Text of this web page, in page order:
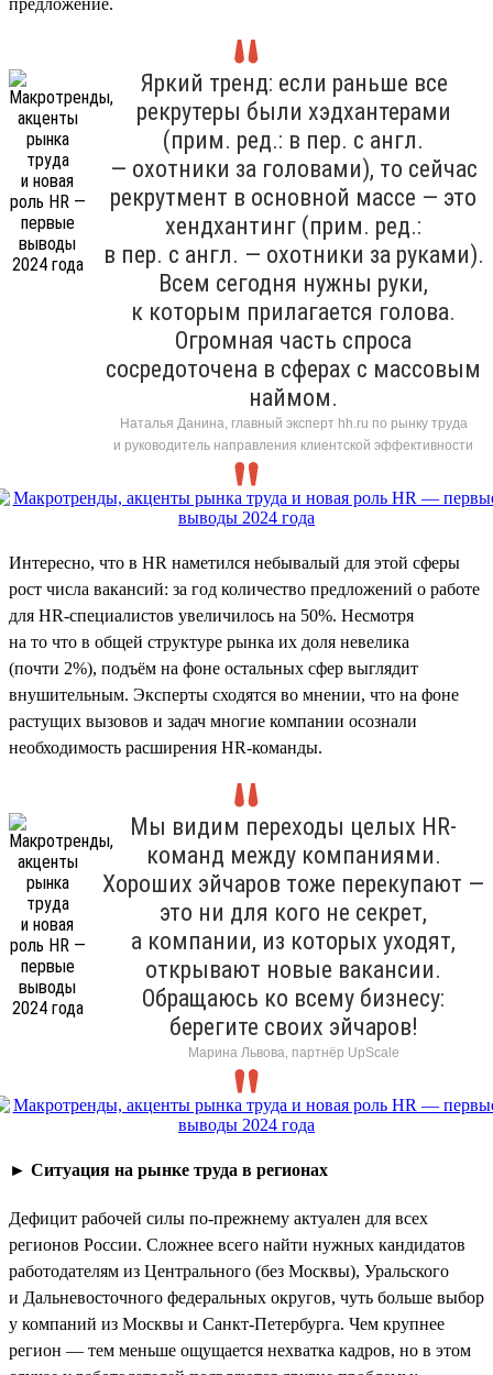
Яркий тренд: если раньше все
рекрутеры были хэдхантерами
(прим. ред.: в пер. с англ.
— охотники за головами), то сейчас
рекрутмент в основной массе — это
хендхантинг (прим. ред.:
в пер. с англ. — охотники за руками).
Всем сегодня нужны руки,
к которым прилагается голова.
Огромная часть спроса
сосредоточена в сферах с массовым
наймом.
Наталья Данина, главный эксперт hh.ru по рынку труда
и руководитель направления клиентской эффективности
Интересно, что в HR наметился небывалый для этой сферы
рост числа вакансий: за год количество предложений о работе
для HR-специалистов увеличилось на 50%. Несмотря
на то что в общей структуре рынка их доля невелика
(почти 2%), подъём на фоне остальных сфер выглядит
внушительным. Эксперты сходятся во мнении, что на фоне
растущих вызовов и задач многие компании осознали
необходимость расширения HR-команды.
Мы видим переходы целых HR-
команд между компаниями.
Хороших эйчаров тоже перекупают —
это ни для кого не секрет,
а компании, из которых уходят,
открывают новые вакансии.
Обращаюсь ко всему бизнесу:
берегите своих эйчаров!
Марина Львова, партнёр UpScale
► Ситуация на рынке труда в регионах
Дефицит рабочей силы по-прежнему актуален для всех
регионов России. Сложнее всего найти нужных кандидатов
работодателям из Центрального (без Москвы), Уральского
и Дальневосточного федеральных округов, чуть больше выбор
у компаний из Москвы и Санкт-Петербурга. Чем крупнее
регион — тем меньше ощущается нехватка кадров, но в этом